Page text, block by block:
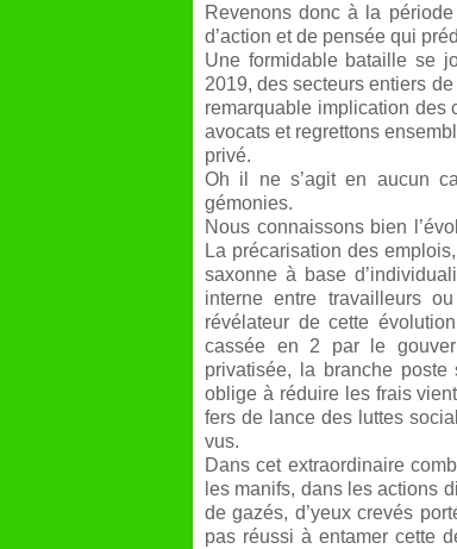
Revenons donc à la
d’action et de pensée qui
Une formidable bataille se
2019, des secteurs entiers
remarquable implication des
avocats et regrettons
privé.
Oh il ne s’agit en aucun
gémonies.
Nous connaissons bien
La précarisation des
saxonne à base
interne entre travailleurs
révélateur de cette
cassée en 2 par le
privatisée, la branche
oblige à réduire les frais
fers de lance des luttes
vus.
Dans cet extraordinaire
les manifs, dans les actions
de gazés, d’yeux crevés
pas réussi à entamer cette